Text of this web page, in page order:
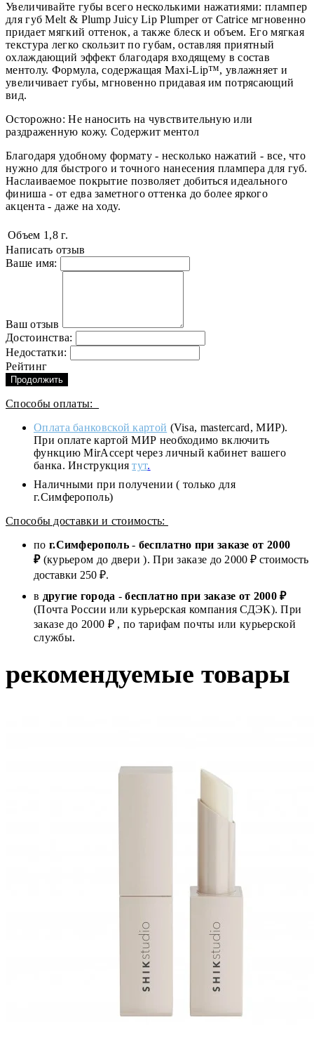
Увеличивайте губы всего несколькими нажатиями: плампер
для губ Melt & Plump Juicy Lip Plumper от Catrice мгновенно
придает мягкий оттенок, а также блеск и объем. Его мягкая
текстура легко скользит по губам, оставляя приятный
охлаждающий эффект благодаря входящему в состав
ментолу. Формула, содержащая Maxi-Lip™, увлажняет и
увеличивает губы, мгновенно придавая им потрясающий
вид.
Осторожно: Не наносить на чувствительную или
раздраженную кожу. Содержит ментол
Благодаря удобному формату - несколько нажатий - все, что
нужно для быстрого и точного нанесения плампера для губ.
Наслаиваемое покрытие позволяет добиться идеального
финиша - от едва заметного оттенка до более яркого
акцента - даже на ходу.
Объем 1,8 г.
Написать отзыв
Ваше имя:
Ваш отзыв
Достоинства:
Недостатки:
Рейтинг
Продолжить
Способы оплаты:
Оплата банковской картой (Visa, mastercard, МИР).
При оплате картой МИР необходимо включить
функцию MirAccept через личный кабинет вашего
банка. Инструкциятут.
Наличными при получении ( только для
г.Симферополь)
Способы доставки и стоимость:
по г.Симферополь- бесплатно при заказе от 2000
₽(курьером до двери ). При заказе до 2000 ₽ стоимость
доставки 250 ₽.
в другие города -бесплатно при заказе от 2000 ₽
(Почта России или курьерская компания СДЭК). При
заказе до 2000 ₽ , по тарифам почты или курьерской
службы.
рекомендуемые товары